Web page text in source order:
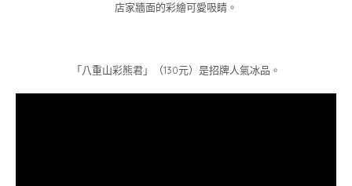
店家牆面的彩繪可愛吸睛。
「八重山彩熊君」（130元）是招牌人氣冰品。